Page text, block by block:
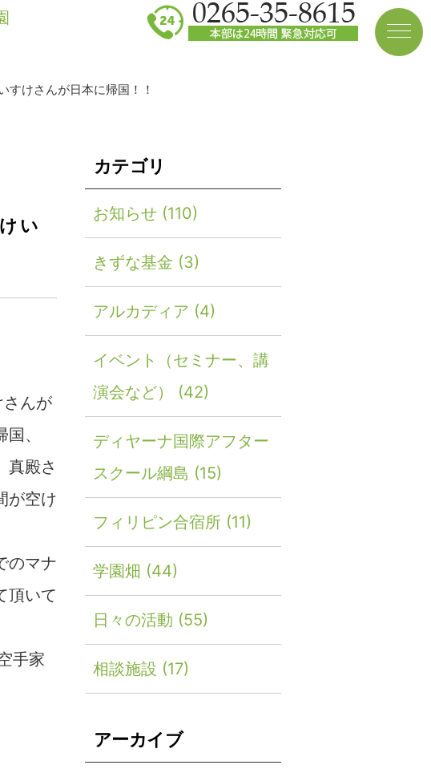
すけさんが日本に帰国！！
い
んが
、
真殿さ
が空け
のマナ
頂いて
手家
カテゴリ
お知らせ (110)
きずな基金 (3)
アルカディア (4)
イベント（セミナー、講
演会など） (42)
ディヤーナ国際アフター
スクール綱島 (15)
フィリピン合宿所 (11)
学園畑 (44)
日々の活動 (55)
相談施設 (17)
アーカイブ